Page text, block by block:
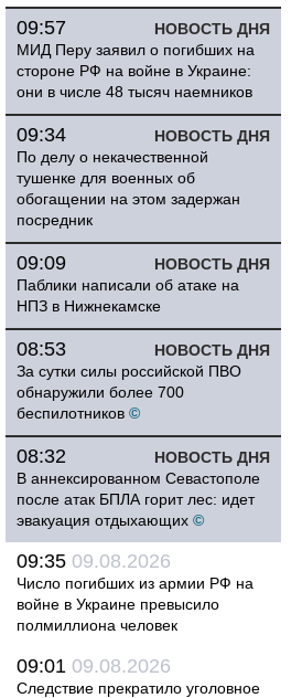
НОВОСТЬ ДНЯ
09:57
МИД Перу заявил о погибших на
стороне РФ на войне в Украине:
они в числе 48 тысяч наемников
НОВОСТЬ ДНЯ
09:34
По делу о некачественной
тушенке для военных об
обогащении на этом задержан
посредник
НОВОСТЬ ДНЯ
09:09
Паблики написали об атаке на
НПЗ в Нижнекамске
НОВОСТЬ ДНЯ
08:53
За сутки силы российской ПВО
обнаружили более 700
беспилотников ©
НОВОСТЬ ДНЯ
08:32
В аннексированном Севастополе
после атак БПЛА горит лес: идет
эвакуация отдыхающих ©
09:35 09.08.2026
Число погибших из армии РФ на
войне в Украине превысило
полмиллиона человек
09:01 09.08.2026
Следствие прекратило уголовное